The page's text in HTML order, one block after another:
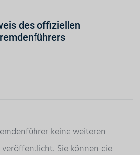
des offiziellen
keine weiteren
Sie können die